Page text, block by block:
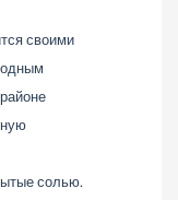
своими
солью.